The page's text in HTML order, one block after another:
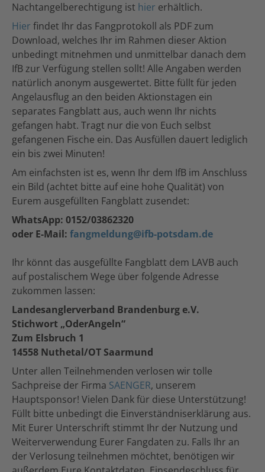
Nachtangelberechtigung ist hier erhältlich.
Hier findet Ihr das Fangprotokoll als PDF zum
Download, welches Ihr im Rahmen dieser Aktion
unbedingt mitnehmen und unmittelbar danach dem
IfB zur Verfügung stellen sollt! Alle Angaben werden
natürlich anonym ausgewertet. Bitte füllt für jeden
Angelausflug an den beiden Aktionstagen ein
separates Fangblatt aus, auch wenn Ihr nichts
gefangen habt. Tragt nur die von Euch selbst
gefangenen Fische ein. Das Ausfüllen dauert lediglich
ein bis zwei Minuten!
Am einfachsten ist es, wenn Ihr dem IfB im Anschluss
ein Bild (achtet bitte auf eine hohe Qualität) von
Eurem ausgefüllten Fangblatt zusendet:
WhatsApp: 0152/03862320
oder E-Mail: fangmeldung@ifb-potsdam.de
Ihr könnt das ausgefüllte Fangblatt dem LAVB auch
auf postalischem Wege über folgende Adresse
zukommen lassen:
Landesanglerverband Brandenburg e.V.
Stichwort „OderAngeln“
Zum Elsbruch 1
14558 Nuthetal/OT Saarmund
Unter allen Teilnehmenden verlosen wir tolle
Sachpreise der Firma SAENGER, unserem
Hauptsponsor! Vielen Dank für diese Unterstützung!
Füllt bitte unbedingt die Einverständniserklärung aus.
Mit Eurer Unterschrift stimmt Ihr der Nutzung und
Weiterverwendung Eurer Fangdaten zu. Falls Ihr an
der Verlosung teilnehmen möchtet, benötigen wir